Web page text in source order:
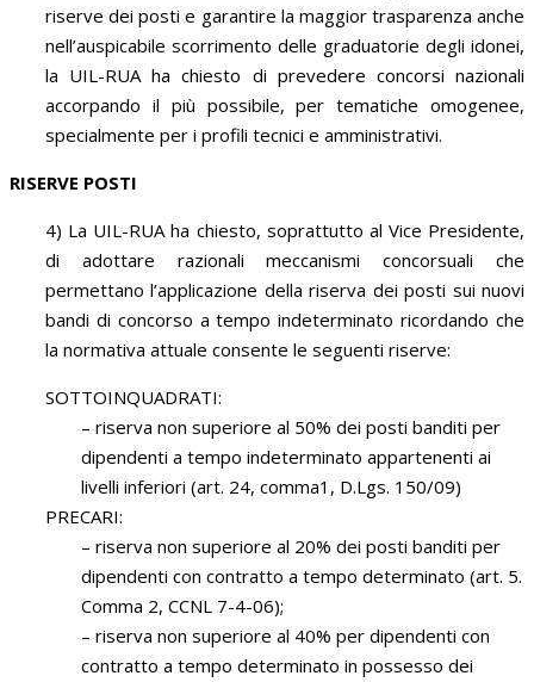
riserve dei posti e garantire la maggior trasparenza anche
nell’auspicabile scorrimento delle graduatorie degli idonei,
la UIL-RUA ha chiesto di prevedere concorsi nazionali
accorpando il più possibile, per tematiche omogenee,
specialmente per i profili tecnici e amministrativi.
RISERVE POSTI
4) La UIL-RUA ha chiesto, soprattutto al Vice Presidente,
di adottare razionali meccanismi concorsuali che
permettano l’applicazione della riserva dei posti sui nuovi
bandi di concorso a tempo indeterminato ricordando che
la normativa attuale consente le seguenti riserve:
SOTTOINQUADRATI:
– riserva non superiore al 50% dei posti banditi per
dipendenti a tempo indeterminato appartenenti ai
livelli inferiori (art. 24, comma1, D.Lgs. 150/09)
PRECARI:
– riserva non superiore al 20% dei posti banditi per
dipendenti con contratto a tempo determinato (art. 5.
Comma 2, CCNL 7-4-06);
– riserva non superiore al 40% per dipendenti con
contratto a tempo determinato in possesso dei